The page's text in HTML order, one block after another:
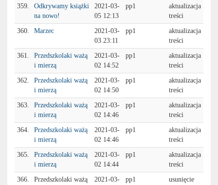
359.
Odkrywamy książki
na nowo!
2021-03-
05 12:13
pp1
aktualizacja
treści
360. Marzec
2021-03-
03 23:11
pp1
aktualizacja
treści
361.
Przedszkolaki ważą
i mierzą
2021-03-
02 14:52
pp1
aktualizacja
treści
362.
Przedszkolaki ważą
i mierzą
2021-03-
02 14:50
pp1
aktualizacja
treści
363.
Przedszkolaki ważą
i mierzą
2021-03-
02 14:46
pp1
aktualizacja
treści
364.
Przedszkolaki ważą
i mierzą
2021-03-
02 14:46
pp1
aktualizacja
treści
365.
Przedszkolaki ważą
i mierzą
2021-03-
02 14:44
pp1
aktualizacja
treści
366.
Przedszkolaki ważą
2021-03-
pp1
usunięcie